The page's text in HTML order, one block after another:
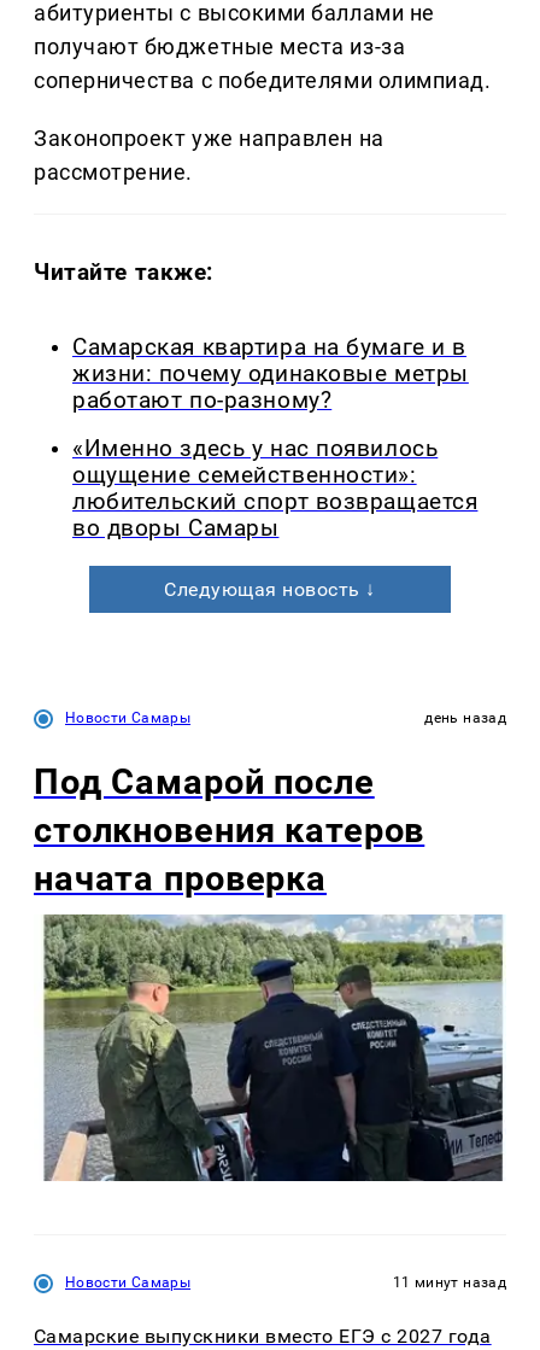
абитуриенты с высокими баллами не
получают бюджетные места из-за
соперничества с победителями олимпиад.
Законопроект уже направлен на
рассмотрение.
Читайте также:
Самарская квартира на бумаге и в
жизни: почему одинаковые метры
работают по-разному?
«Именно здесь у нас появилось
ощущение семейственности»:
любительский спорт возвращается
во дворы Самары
Следующая новость ↓
Новости Самары день назад
Под Самарой после
столкновения катеров
начата проверка
Новости Самары 11 минут назад
Самарские выпускники вместо ЕГЭ с 2027 года